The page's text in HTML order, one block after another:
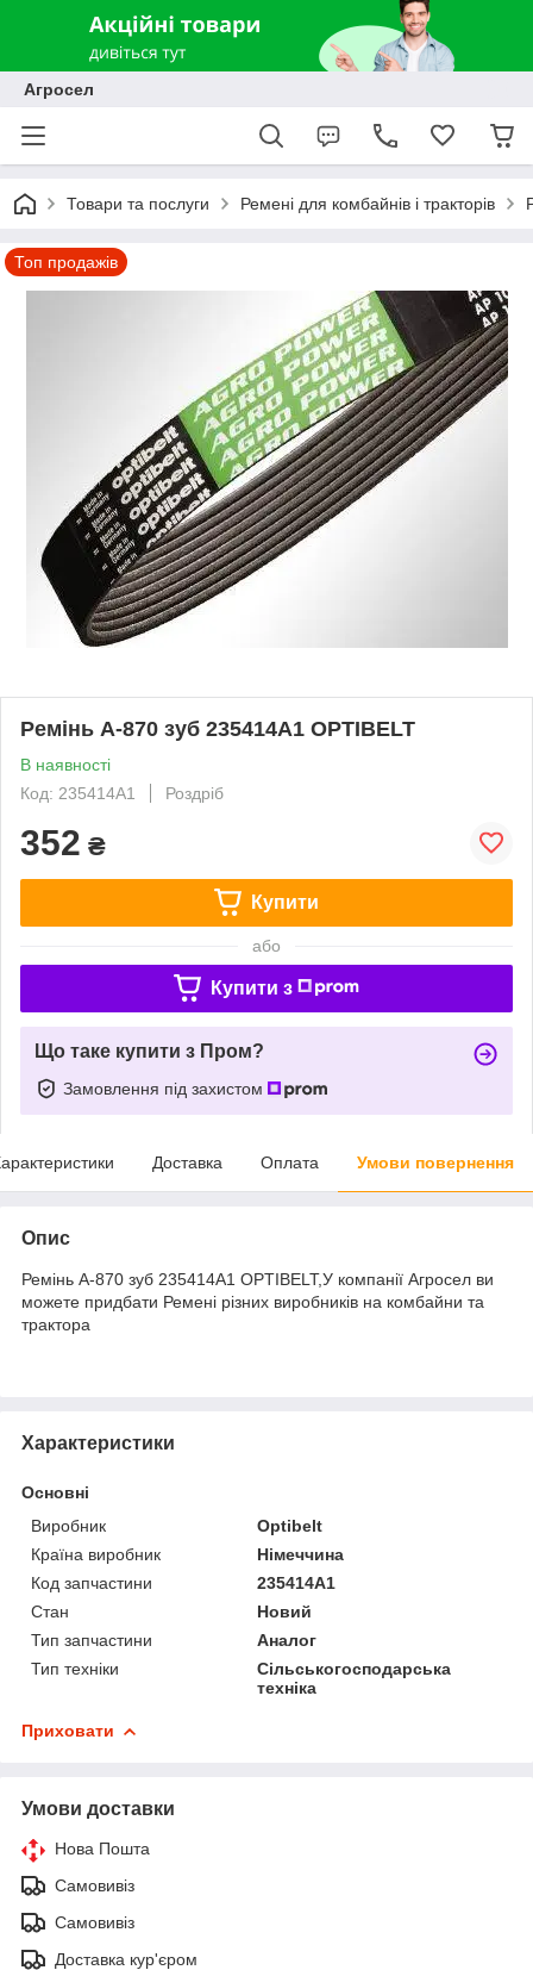
Агросел
Товари та послуги Ремені для комбайнів і тракторів
Топ продажів
Ремінь А-870 зуб 235414A1 OPTIBELT
В наявності
Код: 235414A1
Роздріб
352 ₴
Купити
або
Купити з
Що таке купити з Пром?
Замовлення під захистом
Доставка Оплата Умови повернення
Опис
Ремінь А-870 зуб 235414A1 OPTIBELT,У компанії Агросел ви
можете придбати Ремені різних виробників на комбайни та
трактора
Характеристики
Основні
Виробник
Optibelt
Країна виробник
Німеччина
Код запчастини
235414A1
Стан
Новий
Тип запчастини
Аналог
Тип техніки
Сільськогосподарська
техніка
Приховати
Умови доставки
Нова Пошта
Самовивіз
Самовивіз
Доставка кур'єром